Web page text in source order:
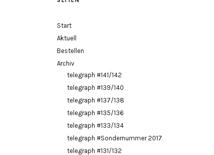
Start
Aktuell
Bestellen
Archiv
telegraph #141/142
telegraph #139/140
telegraph #137/138
telegraph #135/136
telegraph #133/134
telegraph #Sondernummer 2017
telegraph #131/132